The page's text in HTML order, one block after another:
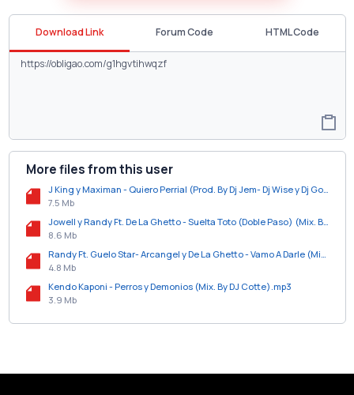
Download Link Forum Code HTML Code
More files from this user
J King y Maximan - Quiero Perrial (Prod. By Dj Jem- Dj Wise y Dj Goldo).mp3
7.5 Mb
Jowell y Randy Ft. De La Ghetto - Suelta Toto (Doble Paso) (Mix. By DJ Yogii).mp3
8.6 Mb
Randy Ft. Guelo Star- Arcangel y De La Ghetto - Vamo A Darle (Mix. By DJ Cobby y DJ Edual2).mp3
4.8 Mb
Kendo Kaponi - Perros y Demonios (Mix. By DJ Cotte).mp3
3.9 Mb